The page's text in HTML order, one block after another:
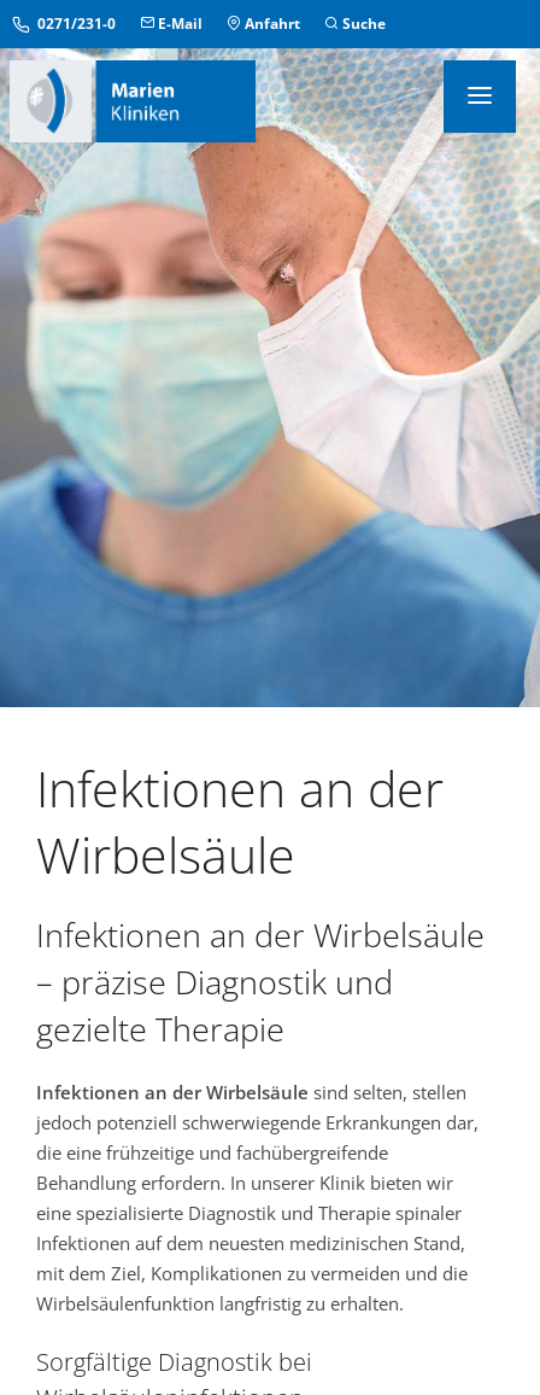
0271/231-0 E-Mail Anfahrt Suche
KLINIKEN & INSTITUTE
MEDIZINISCHE ZENTREN
ÜBERGREIFENDE EINRICHTUNGEN
PFLEGE & AUFENTHALT
KONTAKT & SERVICE
IM NOTFALL
Infektionen an der
Wirbelsäule
Infektionen an der Wirbelsäule
– präzise Diagnostik und
gezielte Therapie
Infektionen an der Wirbelsäule sind selten, stellen
jedoch potenziell schwerwiegende Erkrankungen dar,
die eine frühzeitige und fachübergreifende
Behandlung erfordern. In unserer Klinik bieten wir
eine spezialisierte Diagnostik und Therapie spinaler
Infektionen auf dem neuesten medizinischen Stand,
mit dem Ziel, Komplikationen zu vermeiden und die
Wirbelsäulenfunktion langfristig zu erhalten.
Sorgfältige Diagnostik bei